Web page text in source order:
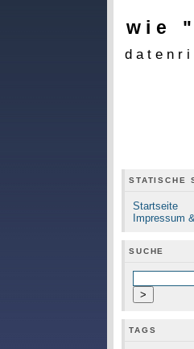
wie
STATISCHE
Startseite
Impressum
SUCHE
TAGS